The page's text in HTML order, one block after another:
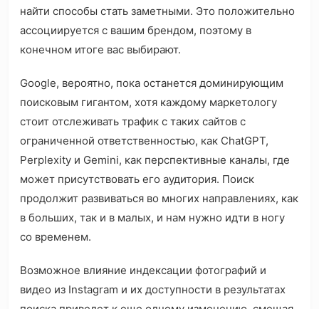
найти способы стать заметными. Это положительно
ассоциируется с вашим брендом, поэтому в
конечном итоге вас выбирают.
Google, вероятно, пока останется доминирующим
поисковым гигантом, хотя каждому маркетологу
стоит отслеживать трафик с таких сайтов с
ограниченной ответственностью, как ChatGPT,
Perplexity и Gemini, как перспективные каналы, где
может присутствовать его аудитория. Поиск
продолжит развиваться во многих направлениях, как
в больших, так и в малых, и нам нужно идти в ногу
со временем.
Возможное влияние индексации фотографий и
видео из Instagram и их доступности в результатах